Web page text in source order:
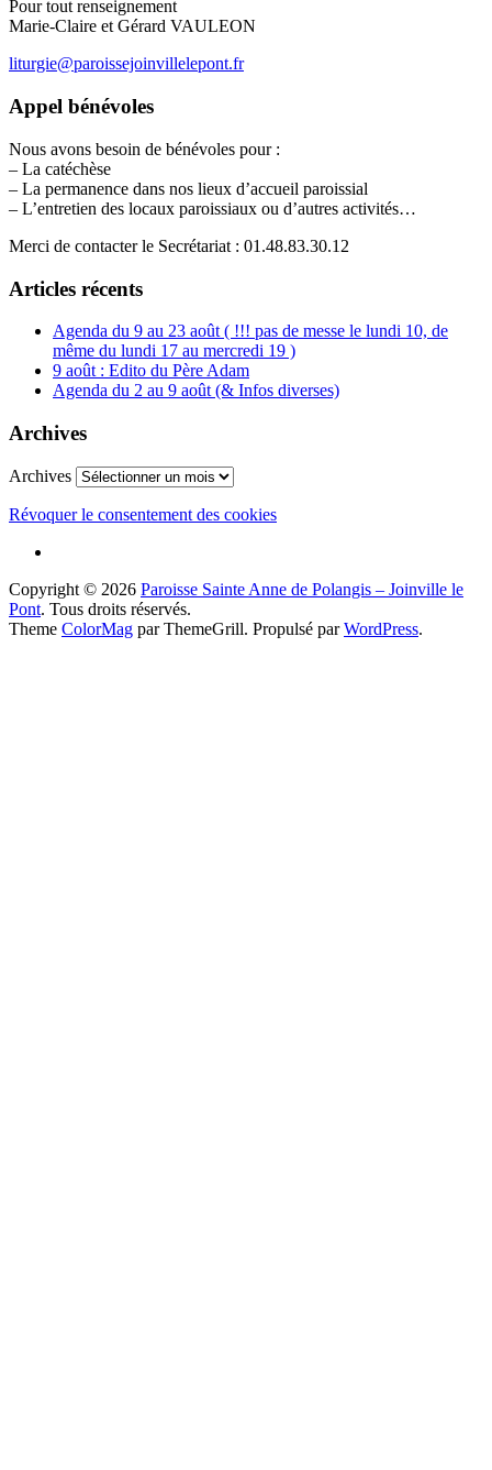
Pour tout renseignement
Marie-Claire et Gérard VAULEON
liturgie@paroissejoinvillelepont.fr
Appel bénévoles
Nous avons besoin de bénévoles pour :
– La catéchèse
– La permanence dans nos lieux d’accueil paroissial
– L’entretien des locaux paroissiaux ou d’autres activités…
Merci de contacter le Secrétariat : 01.48.83.30.12
Articles récents
Agenda du 9 au 23 août ( !!! pas de messe le lundi 10, de
même du lundi 17 au mercredi 19 )
9 août : Edito du Père Adam
Agenda du 2 au 9 août (& Infos diverses)
Archives
Archives
Révoquer le consentement des cookies
Copyright © 2026 Paroisse Sainte Anne de Polangis – Joinville le
Pont. Tous droits réservés.
Theme ColorMag par ThemeGrill. Propulsé parWordPress.